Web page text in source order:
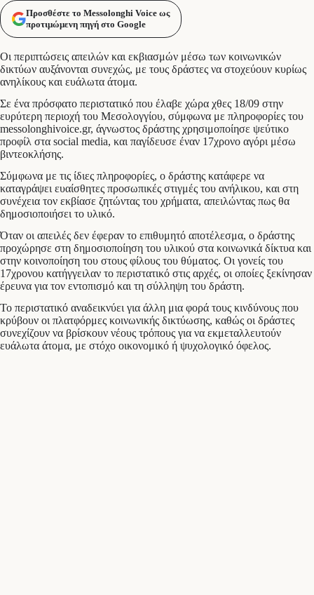
Προσθέστε το Messolonghi Voice ως
προτιμώμενη πηγή στο Google
Οι περιπτώσεις απειλών και εκβιασμών μέσω των κοινωνικών
δικτύων αυξάνονται συνεχώς, με τους δράστες να στοχεύουν κυρίως
ανηλίκους και ευάλωτα άτομα.
Σε ένα πρόσφατο περιστατικό που έλαβε χώρα χθες 18/09 στην
ευρύτερη περιοχή του Μεσολογγίου, σύμφωνα με πληροφορίες του
messolonghivoice.gr, άγνωστος δράστης χρησιμοποίησε ψεύτικο
προφίλ στα social media, και παγίδευσε έναν 17χρονο αγόρι μέσω
βιντεοκλήσης.
Σύμφωνα με τις ίδιες πληροφορίες, ο δράστης κατάφερε να
καταγράψει ευαίσθητες προσωπικές στιγμές του ανήλικου, και στη
συνέχεια τον εκβίασε ζητώντας του χρήματα, απειλώντας πως θα
δημοσιοποιήσει το υλικό.
Όταν οι απειλές δεν έφεραν το επιθυμητό αποτέλεσμα, ο δράστης
προχώρησε στη δημοσιοποίηση του υλικού στα κοινωνικά δίκτυα και
στην κοινοποίηση του στους φίλους του θύματος. Οι γονείς του
17χρονου κατήγγειλαν το περιστατικό στις αρχές, οι οποίες ξεκίνησαν
έρευνα για τον εντοπισμό και τη σύλληψη του δράστη.
Το περιστατικό αναδεικνύει για άλλη μια φορά τους κινδύνους που
κρύβουν οι πλατφόρμες κοινωνικής δικτύωσης, καθώς οι δράστες
συνεχίζουν να βρίσκουν νέους τρόπους για να εκμεταλλευτούν
ευάλωτα άτομα, με στόχο οικονομικό ή ψυχολογικό όφελος.